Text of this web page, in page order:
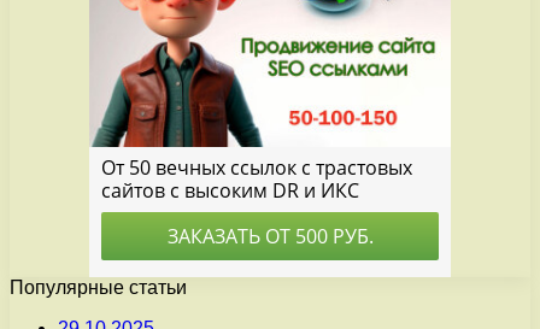
Популярные статьи